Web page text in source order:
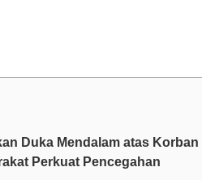
Duka Mendalam atas
Perkuat Pencegahan